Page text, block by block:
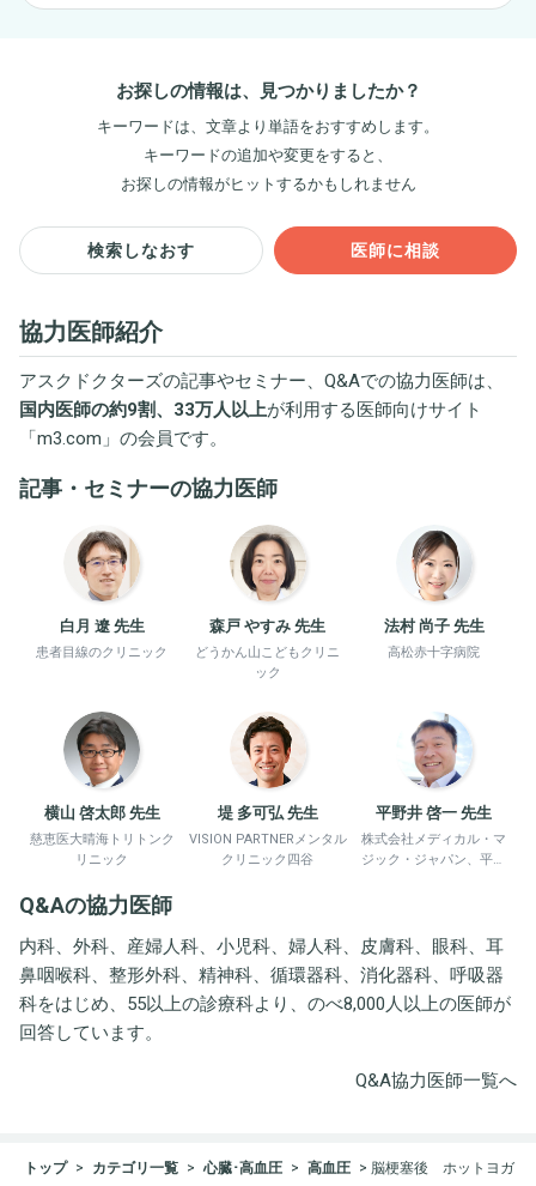
お探しの情報は、見つかりましたか？
キーワードは、文章より単語をおすすめします。
キーワードの追加や変更をすると、
お探しの情報がヒットするかもしれません
検索しなおす 医師に相談
協力医師紹介
アスクドクターズの記事やセミナー、Q&Aでの協力医師は、
国内医師の約9割、33万人以上が利用する医師向けサイト
「m3.com 」の会員です。
記事・セミナーの協力医師
白月 遼 先生
患者目線のクリニック
森戸 やすみ 先生
どうかん山こどもクリニ
ック
法村 尚子 先生
高松赤十字病院
横山 啓太郎 先生
慈恵医大晴海トリトンク
リニック
堤 多可弘 先生
VISION PARTNERメンタル
クリニック四谷
平野井 啓一 先生
株式会社メディカル・マ
ジック・ジャパン、平野
Q&Aの協力医師
内科、外科、産婦人科、小児科、婦人科、皮膚科、眼科、耳
鼻咽喉科、整形外科、精神科、循環器科、消化器科、呼吸器
科をはじめ、55以上の診療科より、のべ8,000人以上の医師が
回答しています。
Q&A協力医師一覧へ
トップ カテゴリ一覧 心臓･高血圧 高血圧 脳梗塞後 ホットヨガ